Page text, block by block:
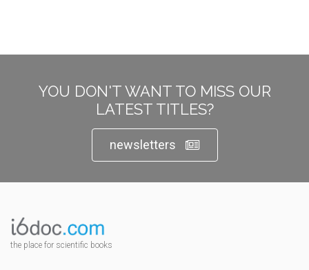
YOU DON'T WANT TO MISS OUR
LATEST TITLES?
newsletters
the place for scientific books